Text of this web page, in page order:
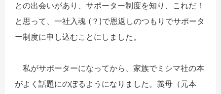
との出会いがあり、サポーター制度を知り、これだ！
と思って、一社入魂 (？)で恩返しのつもりでサポータ
ー制度に申し込むことにしました。
私がサポーターになってから、家族でミシマ社の本
がよく話題にのぼるようになりました。義母（元本